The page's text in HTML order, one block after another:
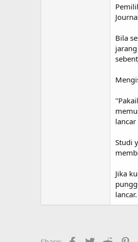
Bila
Studi
Jika